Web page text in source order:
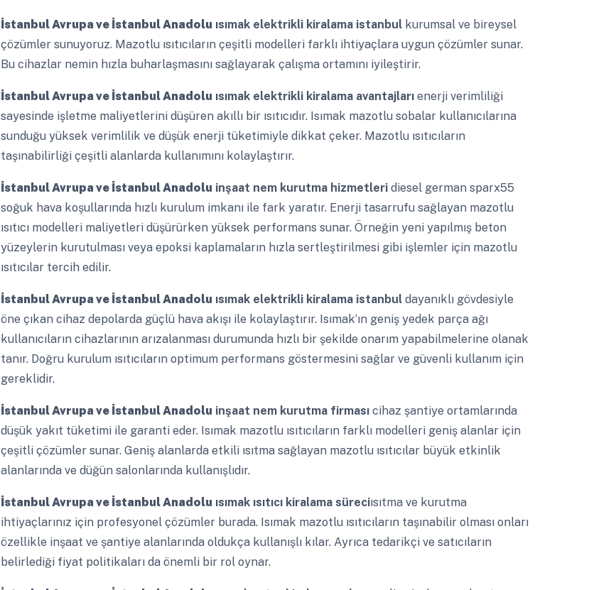
İstanbul Avrupa ve İstanbul Anadolu ısımak elektrikli kiralama istanbulkurumsal ve bireysel
çözümler sunuyoruz. Mazotlu ısıtıcıların çeşitli modelleri farklı ihtiyaçlara uygun çözümler sunar.
Bu cihazlar nemin hızla buharlaşmasını sağlayarak çalışma ortamını iyileştirir.
İstanbul Avrupa ve İstanbul Anadolu ısımak elektrikli kiralama avantajlarıenerji verimliliği
sayesinde işletme maliyetlerini düşüren akıllı bir ısıtıcıdır. Isımak mazotlu sobalar kullanıcılarına
sunduğu yüksek verimlilik ve düşük enerji tüketimiyle dikkat çeker. Mazotlu ısıtıcıların
taşınabilirliği çeşitli alanlarda kullanımını kolaylaştırır.
İstanbul Avrupa ve İstanbul Anadolu inşaat nem kurutma hizmetleridiesel german sparx55
soğuk hava koşullarında hızlı kurulum imkanı ile fark yaratır. Enerji tasarrufu sağlayan mazotlu
ısıtıcı modelleri maliyetleri düşürürken yüksek performans sunar. Örneğin yeni yapılmış beton
yüzeylerin kurutulması veya epoksi kaplamaların hızla sertleştirilmesi gibi işlemler için mazotlu
ısıtıcılar tercih edilir.
İstanbul Avrupa ve İstanbul Anadolu ısımak elektrikli kiralama istanbuldayanıklı gövdesiyle
öne çıkan cihaz depolarda güçlü hava akışı ile kolaylaştırır. Isımak’ın geniş yedek parça ağı
kullanıcıların cihazlarının arızalanması durumunda hızlı bir şekilde onarım yapabilmelerine olanak
tanır. Doğru kurulum ısıtıcıların optimum performans göstermesini sağlar ve güvenli kullanım için
gereklidir.
İstanbul Avrupa ve İstanbul Anadolu inşaat nem kurutma firmasıcihaz şantiye ortamlarında
düşük yakıt tüketimi ile garanti eder. Isımak mazotlu ısıtıcıların farklı modelleri geniş alanlar için
çeşitli çözümler sunar. Geniş alanlarda etkili ısıtma sağlayan mazotlu ısıtıcılar büyük etkinlik
alanlarında ve düğün salonlarında kullanışlıdır.
İstanbul Avrupa ve İstanbul Anadolu ısımak ısıtıcı kiralama süreciısıtma ve kurutma
ihtiyaçlarınız için profesyonel çözümler burada. Isımak mazotlu ısıtıcıların taşınabilir olması onları
özellikle inşaat ve şantiye alanlarında oldukça kullanışlı kılar. Ayrıca tedarikçi ve satıcıların
belirlediği fiyat politikaları da önemli bir rol oynar.